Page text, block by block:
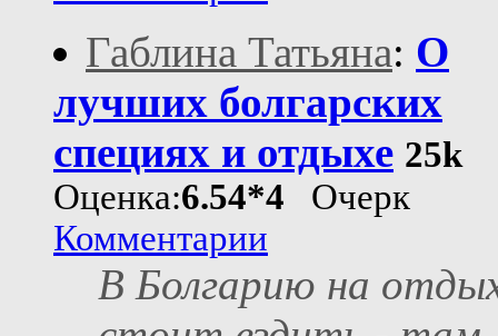
Габлина Татьяна: О
лучших болгарских
специях и отдыхе 25k
Оценка:6.54*4 Очерк
Комментарии
В Болгарию на